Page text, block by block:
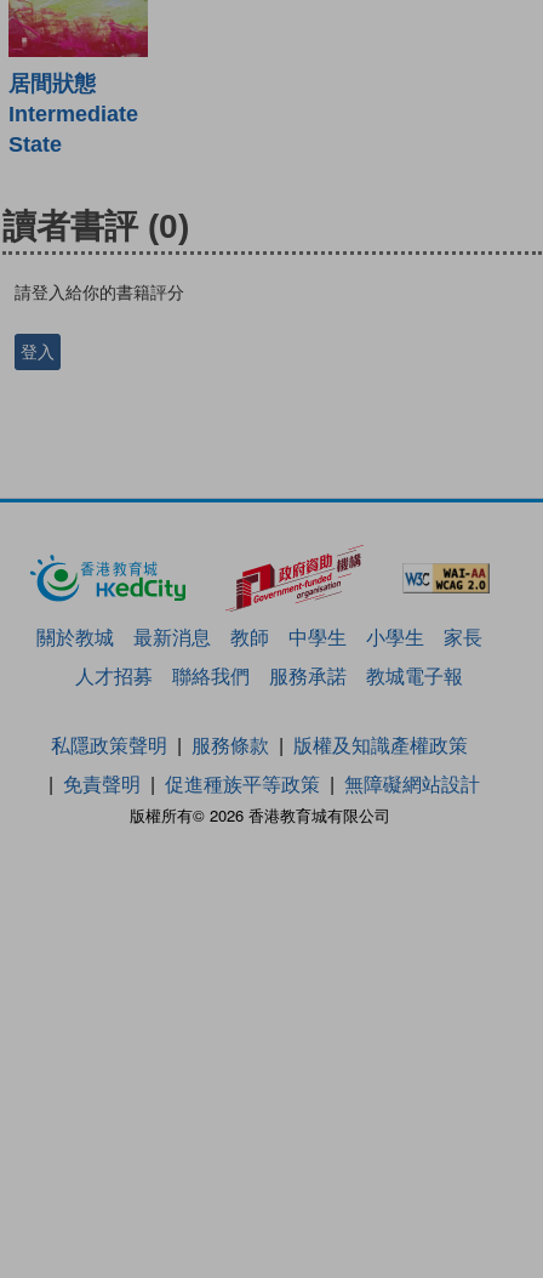
居間狀態
Intermediate
State
讀者書評 (0)
請登入給你的書籍評分
登入
關於教城 最新消息 教師 中學生 小學生
家長
人才招募
聯絡我們 服務承諾 教城電子報
版權所有© 2026 香港教育城有限公司
私隱政策聲明 服務條款
版權及知識產權政策
免責聲明
促進種族平等政策 無障礙網站設計